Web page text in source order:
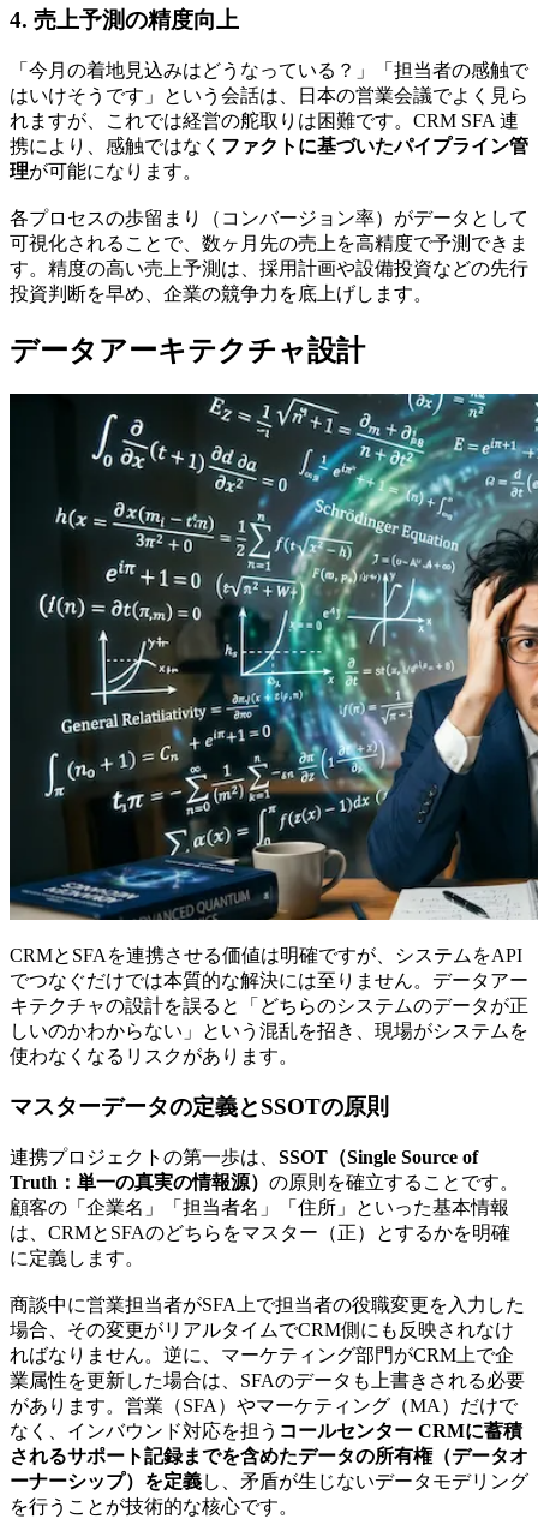
4. 売上予測の精度向上
「今月の着地見込みはどうなっている？」「担当者の感触で
はいけそうです」という会話は、日本の営業会議でよく見ら
れますが、これでは経営の舵取りは困難です。CRM SFA 連
携により、感触ではなく ファクトに基づいたパイプライン管
理が可能になります。
各プロセスの歩留まり（コンバージョン率）がデータとして
可視化されることで、数ヶ月先の売上を高精度で予測できま
す。 精度の高い売上予測は、採用計画や設備投資などの先行
投資判断を早め 、企業の競争力を底上げします。
データアーキテクチャ設計
CRMとSFAを連携させる価値は明確ですが、システムをAPI
でつなぐだけでは本質的な解決には至りません。データアー
キテクチャの設計を誤ると「どちらのシステムのデータが正
しいのかわからない」という混乱を招き、現場がシステムを
使わなくなるリスクがあります。
マスターデータの定義とSSOTの原則
連携プロジェクトの第一歩は、 SSOT（Single Source of
Truth：単一の真実の情報源） の原則を確立することです。
顧客の「企業名」「担当者名」「住所」といった基本情報
は、CRMとSFAのどちらをマスター（正）とするかを明確
に定義します。
商談中に営業担当者がSFA上で担当者の役職変更を入力した
場合、その変更がリアルタイムでCRM側にも反映されなけ
ればなりません。逆に、マーケティング部門がCRM上で企
業属性を更新した場合は、SFAのデータも上書きされる必要
があります。営業（SFA）やマーケティング（MA）だけで
なく、インバウンド対応を担う コールセンター CRMに蓄積
されるサポート記録までを含めたデータの所有権（データオ
ーナーシップ）を定義し、矛盾が生じないデータモデリング
を行うことが技術的な核心です。